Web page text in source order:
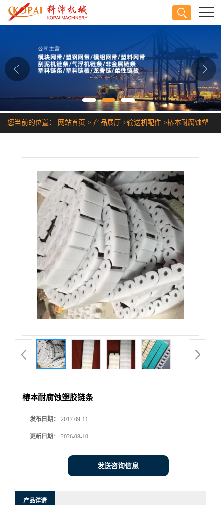
公司介绍
公司动态
证书荣誉
您当前的位置： 网站首页 > 产品展厅 >输送机配件 >椿本耐腐蚀塑
椿本耐腐蚀塑胶链条
发布日期： 2017-09-11
更新日期： 2026-08-10
发送咨询信息
产品详请